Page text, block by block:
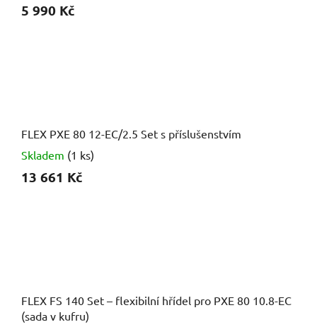
5 990 Kč
FLEX PXE 80 12-EC/2.5 Set s příslušenstvím
Skladem (1 ks)
13 661 Kč
FLEX FS 140 Set – flexibilní hřídel pro PXE 80 10.8-EC
(sada v kufru)